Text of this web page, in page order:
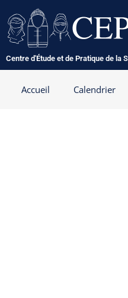
au
contenu
Centre d'Étude et de Pratique de la
Accueil Calendrier